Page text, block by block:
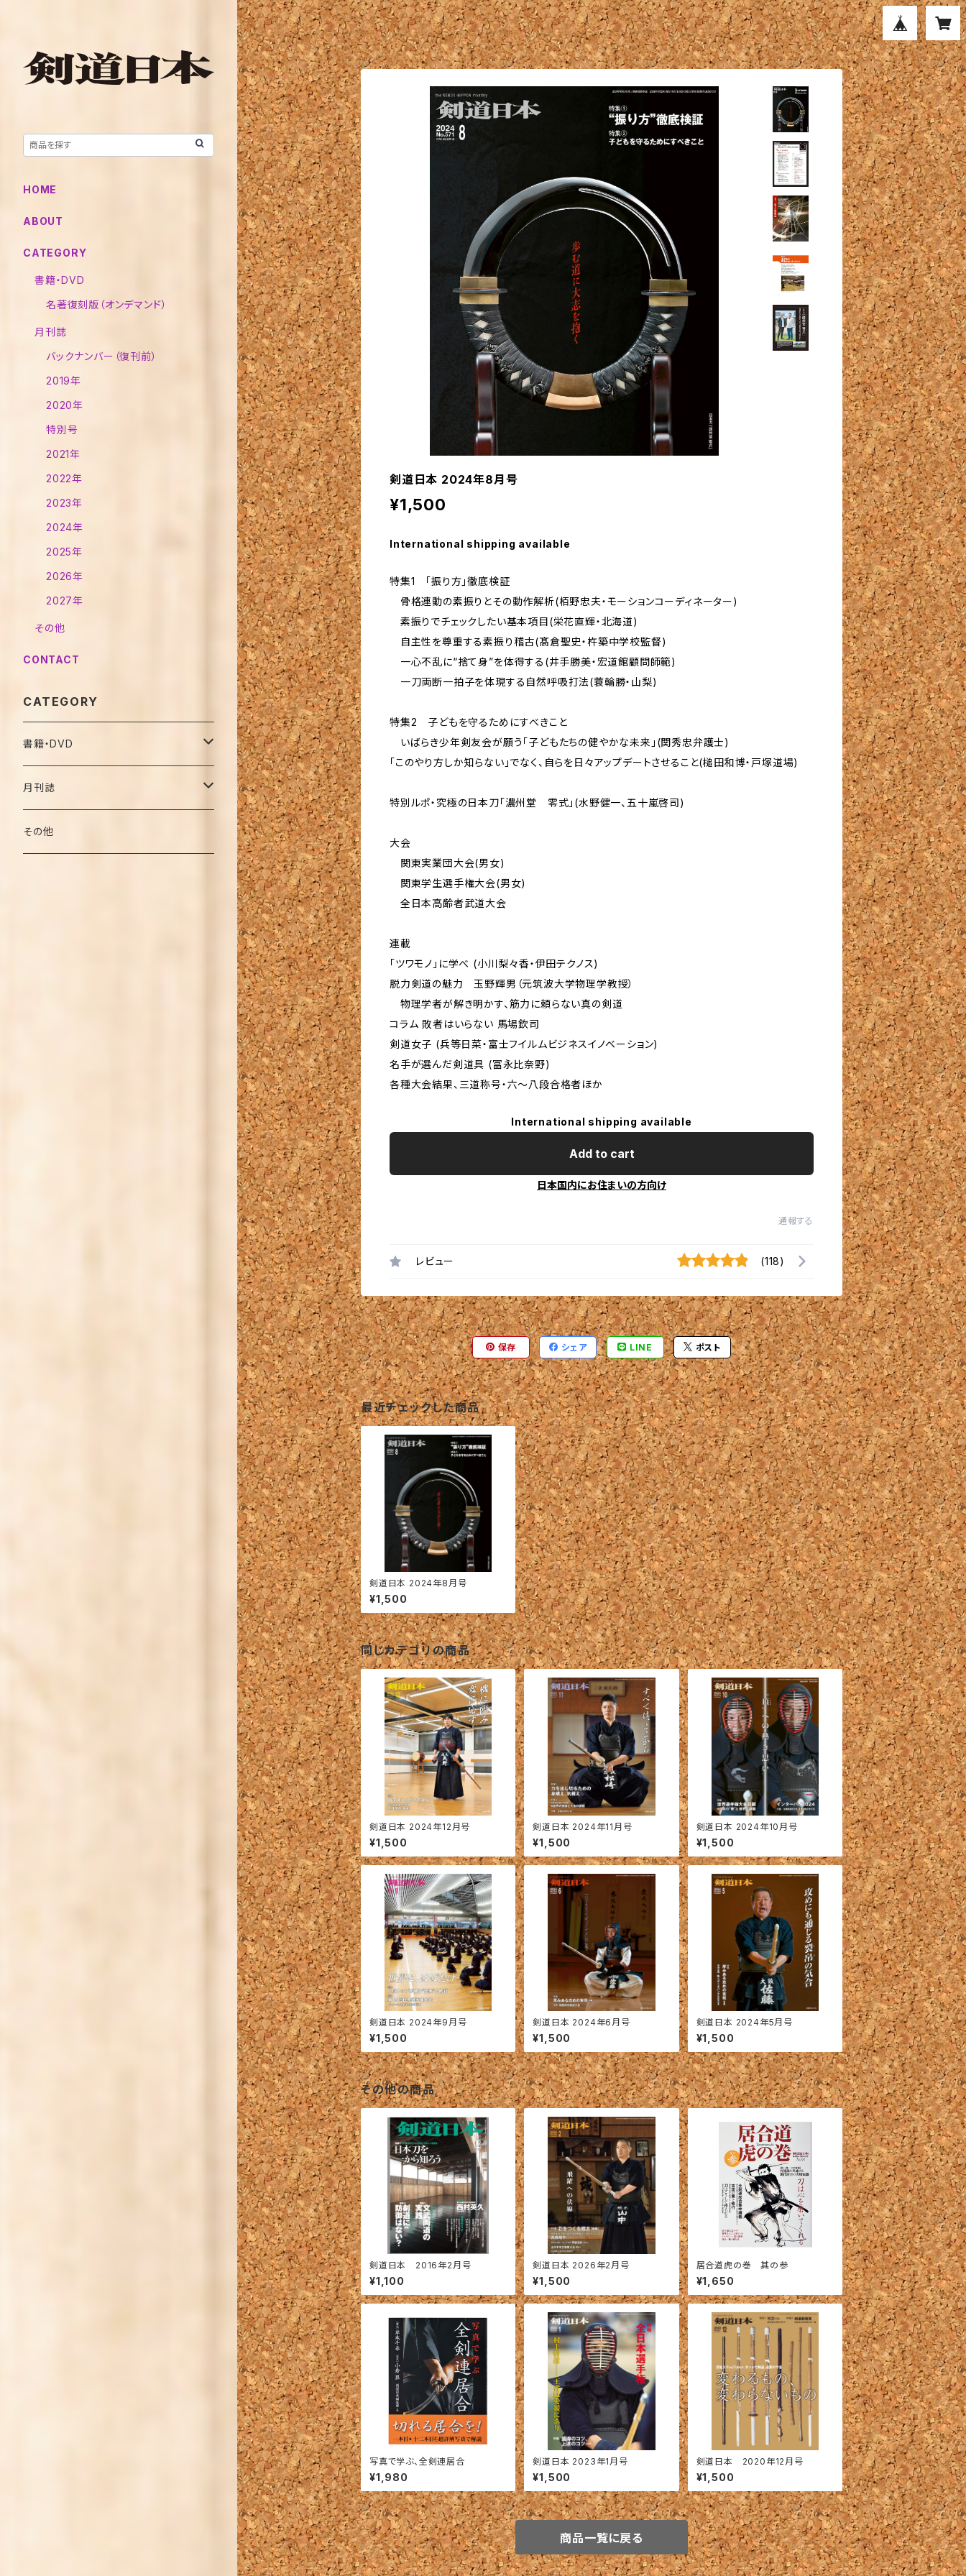
剣道日本 2024年8月号
¥1,500
International shipping available
特集1 「振り方」徹底検証
骨格連動の素振りとその動作解析(栢野忠夫・モーションコーディネーター)
素振りでチェックしたい基本項目(栄花直輝・北海道)
自主性を尊重する素振り稽古(髙倉聖史・杵築中学校監督)
一心不乱に“捨て身”を体得する(井手勝美・宏道館顧問師範)
一刀両断一拍子を体現する自然呼吸打法(蓑輪勝・山梨)
特集2 子どもを守るためにすべきこと
いばらき少年剣友会が願う「子どもたちの健やかな未来」(関秀忠弁護士)
「このやり方しか知らない」でなく、自らを日々アップデートさせること(槌田和博・戸塚道場)
特別ルポ・究極の日本刀「濃州堂 零式」(水野健一、五十嵐啓司)
大会
関東実業団大会(男女)
関東学生選手権大会(男女)
全日本高齢者武道大会
連載
「ツワモノ」に学べ (小川梨々香・伊田テクノス)
脱力剣道の魅力 玉野輝男（元筑波大学物理学教授）
物理学者が解き明かす、筋力に頼らない真の剣道
コラム 敗者はいらない 馬場欽司
剣道女子 (兵等日菜・富士フイルムビジネスイノベーション)
名手が選んだ剣道具 (冨永比奈野)
各種大会結果、三道称号・六〜八段合格者ほか
International shipping available
Add to cart
日本国内にお住まいの方向け
通報する
レビュー (118)
保存 シェア LINE ポスト
最近チェックした商品
剣道日本 2024年8月号
¥1,500
同じカテゴリの商品
剣道日本 2024年12月号
¥1,500
剣道日本 2024年11月号
¥1,500
剣道日本 2024年10月号
¥1,500
剣道日本 2024年9月号
¥1,500
剣道日本 2024年6月号
¥1,500
剣道日本 2024年5月号
¥1,500
その他の商品
剣道日本 2016年2月号
¥1,100
剣道日本 2026年2月号
¥1,500
居合道虎の巻 其の参
¥1,650
写真で学ぶ、全剣連居合
¥1,980
剣道日本 2023年1月号
¥1,500
剣道日本 2020年12月号
¥1,500
商品一覧に戻る
HOME
ABOUT
CATEGORY
書籍・DVD
名著復刻版（オンデマンド）
月刊誌
バックナンバー（復刊前）
2019年
2020年
特別号
2021年
2022年
2023年
2024年
2025年
2026年
2027年
その他
CONTACT
CATEGORY
書籍・DVD
名著復刻版（オンデマンド）
月刊誌
バックナンバー（復刊前）
その他